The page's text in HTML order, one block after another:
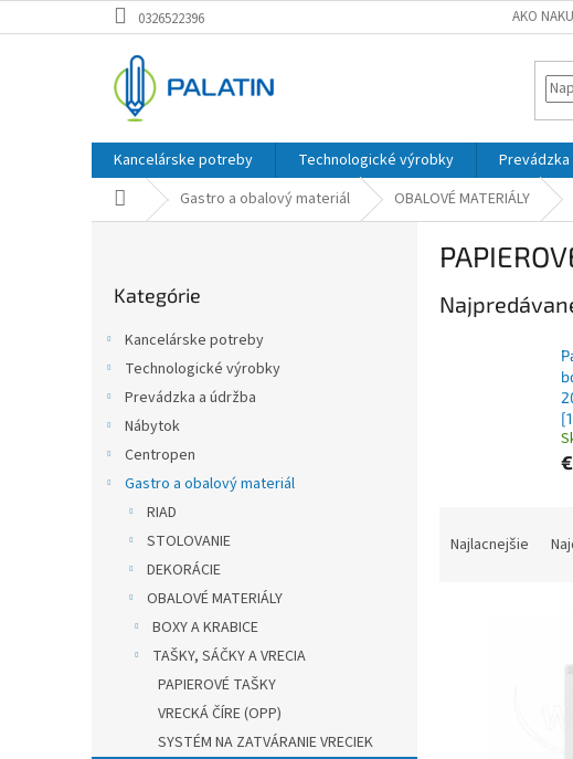
na
0326522396 AKO
Kancelárske potreby Technologické výrobky
Domov Gastro a obalový materiál OBALOVÉ MATERIÁLY
kategórie
Kategórie
Kancelárske potreby
Technologické výrobky
Prevádzka a údržba
Nábytok
Centropen
Gastro a obalový materiál
RIAD
STOLOVANIE
DEKORÁCIE
OBALOVÉ MATERIÁLY
BOXY A KRABICE
TAŠKY, SÁČKY A VRECIA
PAPIEROVÉ TAŠKY
VRECKÁ ČÍRE (OPP)
SYSTÉM NA ZATVÁRANIE VRECIEK
Najlacnejšie